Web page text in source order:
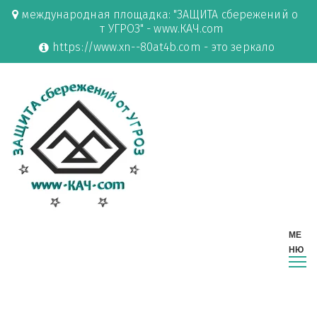
международная площадка: "ЗАЩИТА сбережений о
т УГРОЗ" - www.КАЧ.com
https://www.xn--80at4b.com - это зеркало